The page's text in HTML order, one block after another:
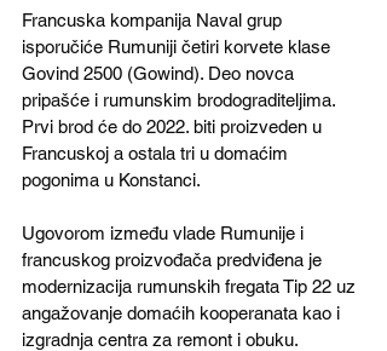
Francuska kompanija Naval grup
isporučiće Rumuniji četiri korvete klase
Govind 2500 (Gowind). Deo novca
pripašće i rumunskim brodograditeljima.
Prvi brod će do 2022. biti proizveden u
Francuskoj a ostala tri u domaćim
pogonima u Konstanci.
Ugovorom između vlade Rumunije i
francuskog proizvođača predviđena je
modernizacija rumunskih fregata Tip 22 uz
angažovanje domaćih kooperanata kao i
izgradnja centra za remont i obuku.